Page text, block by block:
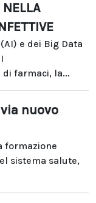
NELLA
e dei Big Data
farmaci, la...
nuovo
formazione
sistema salute,